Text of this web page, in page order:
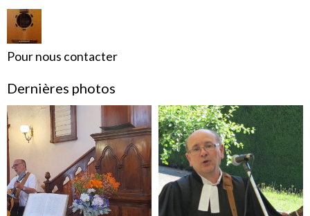
Pour nous contacter
Dernières photos